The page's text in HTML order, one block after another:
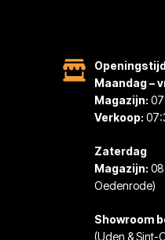
Maandag –
Magazijn:
Verkoop:
Zaterdag
Magazijn:
Oedenrode)
Showroom
(Uden & Sint-